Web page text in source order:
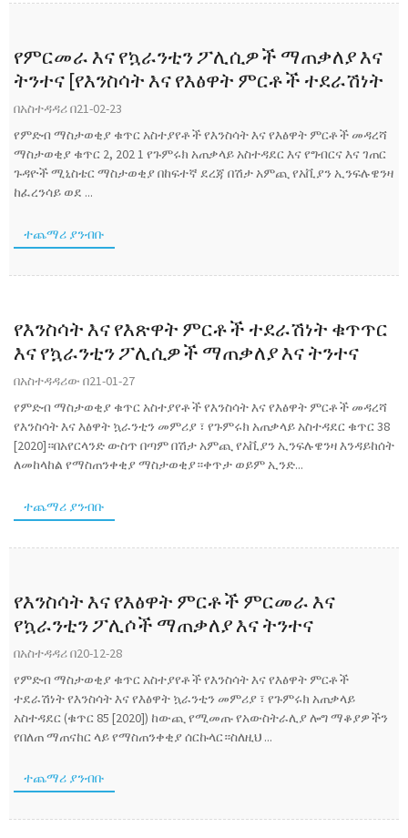
የምርመራ እና የኳራንቲን ፖሊሲዎች ማጠቃለያ እና
ትንተና [የእንስሳት እና የእፅዋት ምርቶች ተደራሽነት
በአስተዳዳሪ በ21-02-23
የምድብ ማስታወቂያ ቁጥር አስተያየቶች የእንስሳት እና የእፅዋት ምርቶች መዳረሻ
ማስታወቂያ ቁጥር 2, 202 1 የጉምሩክ አጠቃላይ አስተዳደር እና የግብርና እና ገጠር
ጉዳዮች ሚኒስቴር ማስታወቂያ በከፍተኛ ደረጃ በሽታ አምጪ የአቪያን ኢንፍሉዌንዛ
ከፈረንሳይ ወደ ...
ተጨማሪ ያንብቡ
የእንስሳት እና የእጽዋት ምርቶች ተደራሽነት ቁጥጥር
እና የኳራንቲን ፖሊሲዎች ማጠቃለያ እና ትንተና
በአስተዳዳሪው በ21-01-27
የምድብ ማስታወቂያ ቁጥር አስተያየቶች የእንስሳት እና የእፅዋት ምርቶች መዳረሻ
የእንስሳት እና እፅዋት ኳራንቲን መምሪያ ፣ የጉምሩክ አጠቃላይ አስተዳደር ቁጥር 38
[2020]።በአየርላንድ ውስጥ በጣም በሽታ አምጪ የአቪያን ኢንፍሉዌንዛ እንዳይከሰት
ለመከላከል የማስጠንቀቂያ ማስታወቂያ።ቀጥታ ወይም ኢንድ...
ተጨማሪ ያንብቡ
የእንስሳት እና የእፅዋት ምርቶች ምርመራ እና
የኳራንቲን ፖሊሶች ማጠቃለያ እና ትንተና
በአስተዳዳሪ በ20-12-28
የምድብ ማስታወቂያ ቁጥር አስተያየቶች የእንስሳት እና የእፅዋት ምርቶች
ተደራሽነት የእንስሳት እና የእፅዋት ኳራንቲን መምሪያ ፣ የጉምሩክ አጠቃላይ
አስተዳደር (ቁጥር 85 [2020]) ከውጪ የሚመጡ የአውስትራሊያ ሎግ ማቆያዎችን
የበለጠ ማጠናከር ላይ የማስጠንቀቂያ ሰርኩላር።ስለዚህ ...
ተጨማሪ ያንብቡ